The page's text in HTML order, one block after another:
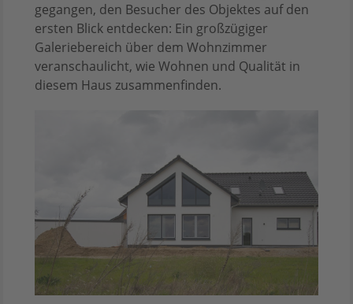
gegangen, den Besucher des Objektes auf den
ersten Blick entdecken: Ein großzügiger
Galeriebereich über dem Wohnzimmer
veranschaulicht, wie Wohnen und Qualität in
diesem Haus zusammenfinden.